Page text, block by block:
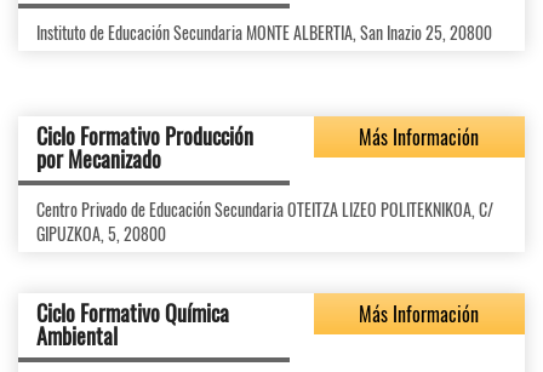
Instituto de Educación Secundaria MONTE ALBERTIA, San Inazio 25, 20800
Ciclo Formativo Producción
por Mecanizado
Más Información
Centro Privado de Educación Secundaria OTEITZA LIZEO POLITEKNIKOA, C/
GIPUZKOA, 5, 20800
Ciclo Formativo Química
Ambiental
Más Información